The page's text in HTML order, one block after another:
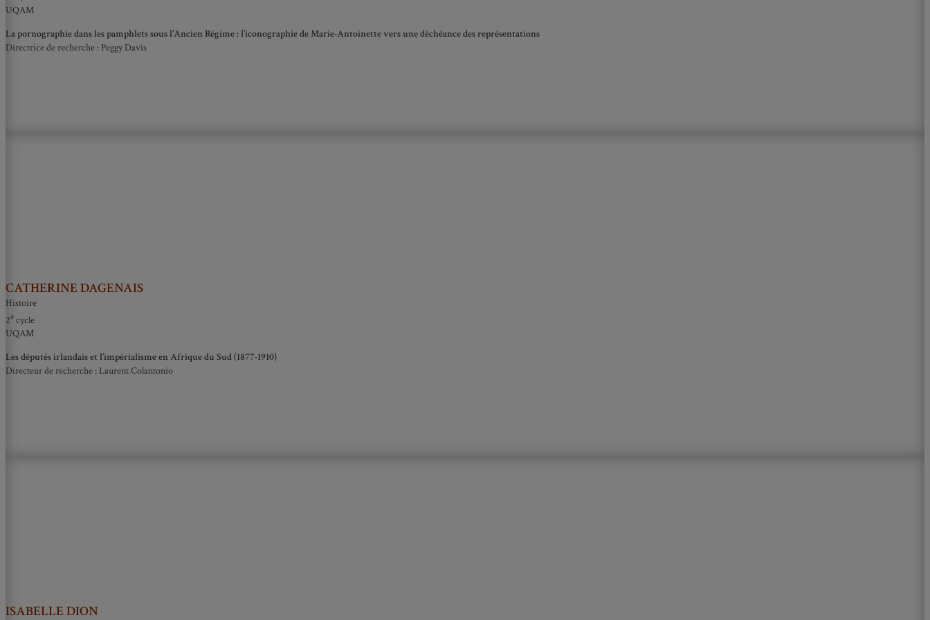
UQAM
La pornographie dans les pamphlets sous l’Ancien Régime : l’iconographie de Marie-Antoinette vers une déchéance des représentations
Directrice de recherche : Peggy Davis
CATHERINE DAGENAIS
Histoire
2e cycle
UQAM
Les députés irlandais et l’impérialisme en Afrique du Sud (1877-1910)
Directeur de recherche : Laurent Colantonio
ISABELLE DION